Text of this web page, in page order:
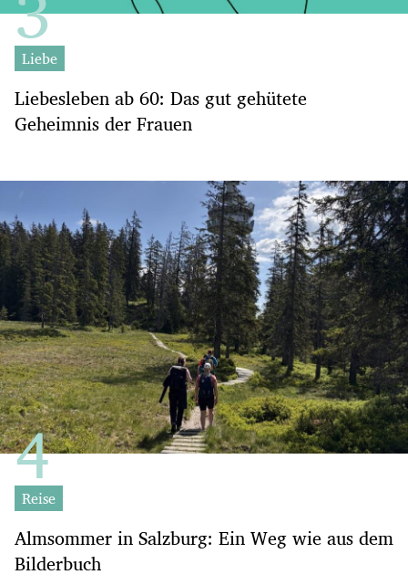
Liebe
Liebesleben ab 60: Das gut gehütete
Geheimnis der Frauen
Reise
Almsommer in Salzburg: Ein Weg wie aus dem
Bilderbuch